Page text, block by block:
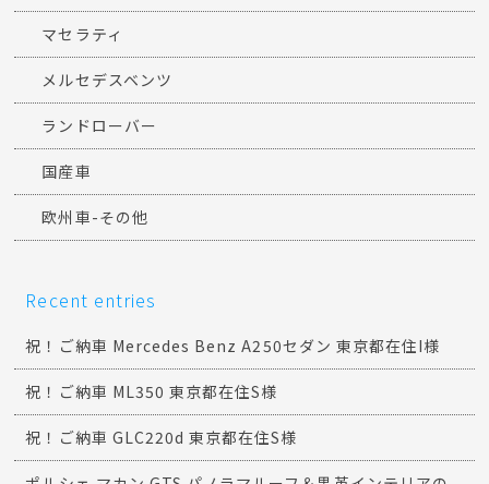
マセラティ
メルセデスベンツ
ランドローバー
国産車
欧州車-その他
Recent entries
祝！ご納車 Mercedes Benz A250セダン 東京都在住I様
祝！ご納車 ML350 東京都在住S様
祝！ご納車 GLC220d 東京都在住S様